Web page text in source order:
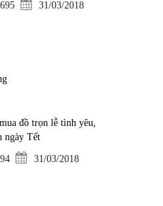
31/03/2018
đồ trọn lễ tình yêu,
ngày Tết
31/03/2018